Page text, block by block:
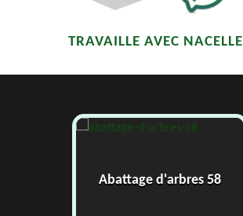
TRAVAILLE AVEC NACELLE
Abattage d'arbres 58